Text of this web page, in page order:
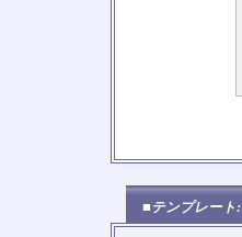
■テンプレート: